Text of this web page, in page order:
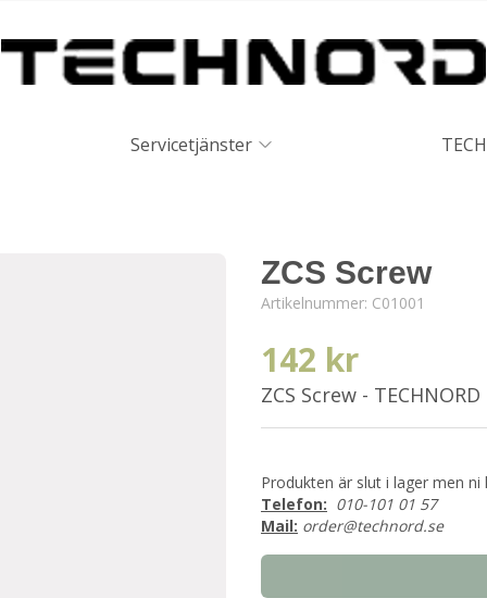
Servicetjänster
ZCS Screw
Artikelnummer: C01001
142 kr
ZCS Screw - TECHNORD
Produkten är slut i lager men
Telefon: 010-101 01 57
Mail: order@technord.se